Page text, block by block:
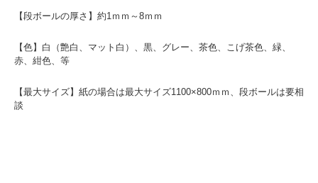
【段ボールの厚さ】約1ｍｍ～8ｍｍ
【色】白（艶白、マット白）、黒、グレー、茶色、こげ茶色、緑、
赤、紺色、等
【最大サイズ】紙の場合は最大サイズ1100×800ｍｍ、段ボールは要相
談